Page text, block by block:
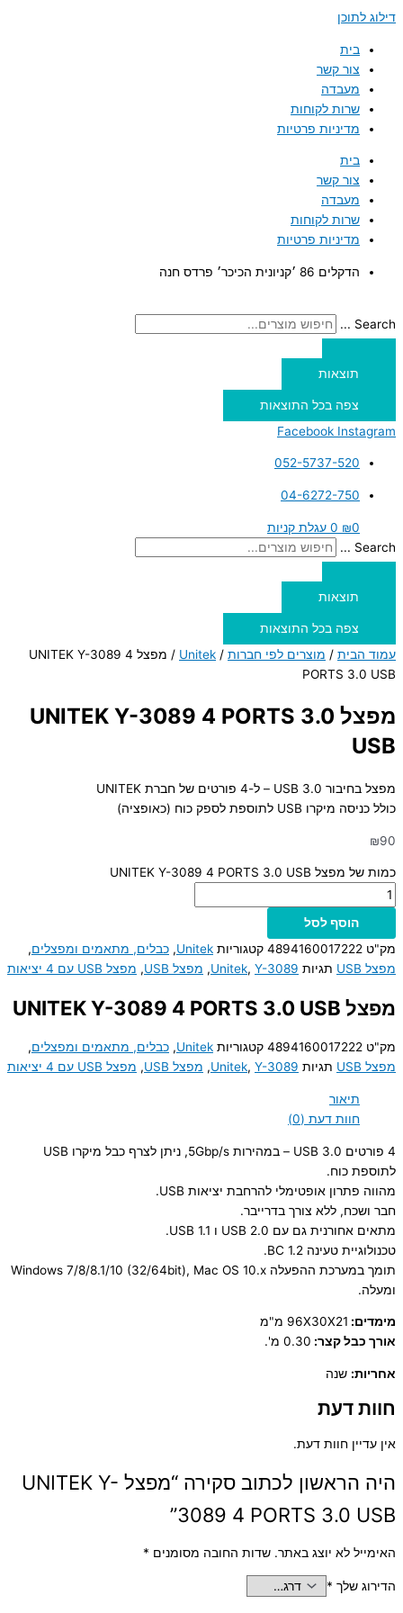
דילוג לתוכן
בית
צור קשר
מעבדה
שרות לקוחות
מדיניות פרטיות
בית
צור קשר
מעבדה
שרות לקוחות
מדיניות פרטיות
הדקלים 86 ׳קניונית הכיכר׳ פרדס חנה
Search ...
תוצאות
צפה בכל התוצאות
Facebook Instagram
052-5737-520
04-6272-750
₪0
0 עגלת קניות
Search ...
תוצאות
צפה בכל התוצאות
עמוד הבית/ מוצרים לפי חברות/
Unitek
/ מפצל UNITEK Y-3089 4
PORTS 3.0 USB
מפצל UNITEK Y-3089 4 PORTS 3.0
USB
מפצל בחיבור USB 3.0 – ל-4 פורטים של חברת UNITEK
כולל כניסה מיקרו USB לתוספת לספק כוח (כאופציה)
₪90
כמות של מפצל UNITEK Y-3089 4 PORTS 3.0 USB
הוסף לסל
מק"ט 4894160017222 קטגוריות Unitek
, כבלים, מתאמים ומפצלים,
מפצל USB
תגיות Unitek,Y-3089
, מפצל USB , מפצל USB עם 4 יציאות
מפצל UNITEK Y-3089 4 PORTS 3.0 USB
מק"ט 4894160017222 קטגוריות Unitek
, כבלים, מתאמים ומפצלים,
מפצל USB
תגיות Unitek,Y-3089
, מפצל USB , מפצל USB עם 4 יציאות
תיאור
חוות דעת (0)
4 פורטים USB 3.0 – במהירות 5Gbp/s, ניתן לצרף כבל מיקרו USB
לתוספת כוח.
מהווה פתרון אופטימלי להרחבת יציאות USB.
חבר ושכח, ללא צורך בדרייבר.
מתאים אחורנית גם עם USB 2.0 ו USB 1.1.
טכנולוגיית טעינה BC 1.2.
תומך במערכת ההפעלה Windows 7/8/8.1/10 (32/64bit), Mac OS 10.x
ומעלה.
מימדים: 96X30X21 מ"מ
אורך כבל קצר: 0.30 מ'.
אחריות:שנה
חוות דעת
אין עדיין חוות דעת.
היה הראשון לכתוב סקירה “מפצל UNITEK Y-
3089 4 PORTS 3.0 USB”
האימייל לא יוצג באתר. שדות החובה מסומנים *
הדירוג שלך *